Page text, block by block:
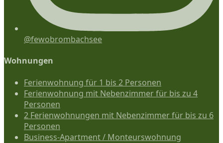
@fewobrombachsee
Wohnungen
Ferienwohnung für 1 bis 2 Personen
Ferienwohnung mit Nebenzimmer für bis zu 4
Personen
2 Ferienwohnungen mit Nebenzimmer für bis zu 6
Personen
Business-Apartment / Monteurswohnung